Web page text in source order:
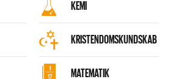
KEMI
KRISTENDOMSKUNDSKAB
MATEMATIK